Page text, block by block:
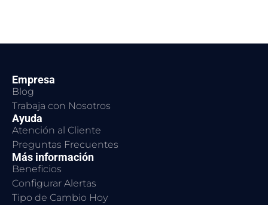
Empresa
Blog
Trabaja con Nosotros
Ayuda
Atención al Cliente
Preguntas Frecuentes
Más información
Beneficios
Configurar Alertas
Tipo de Cambio Hoy